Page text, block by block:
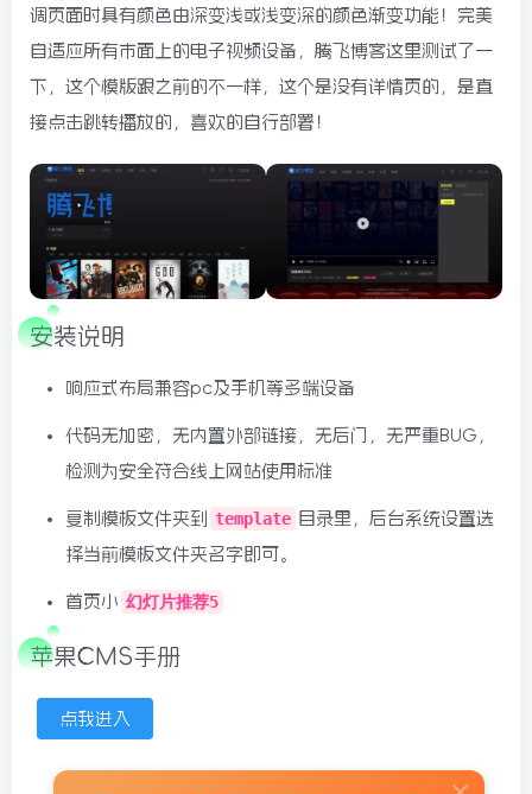
调页面时具有颜色由深变浅或浅变深的颜色渐变功能！完美
自适应所有市面上的电子视频设备，腾飞博客这里测试了一
下，这个模版跟之前的不一样，这个是没有详情页的，是直
接点击跳转播放的，喜欢的自行部署！
安装说明
响应式布局兼容pc及手机等多端设备
代码无加密，无内置外部链接，无后门，无严重BUG，
检测为安全符合线上网站使用标准
复制模板文件夹到 template 目录里，后台系统设置选
择当前模板文件夹名字即可。
首页小 幻灯片推荐5
苹果CMS手册
点我进入